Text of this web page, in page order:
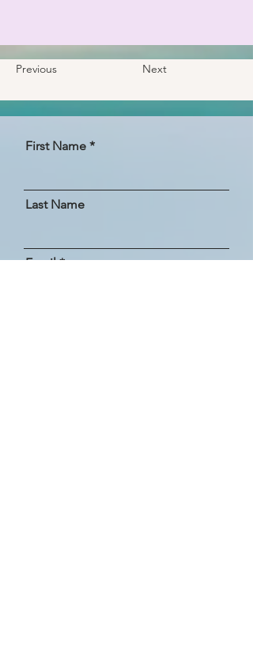
Previous Next
First Name
Last Name
Email